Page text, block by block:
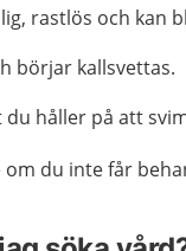
rastlös och kan
börjar kallsvettas.
håller på att
du inte får